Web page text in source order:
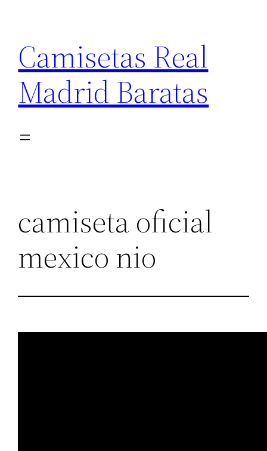
contenido
Camisetas Real
Madrid Baratas
camiseta oficial
mexico nio